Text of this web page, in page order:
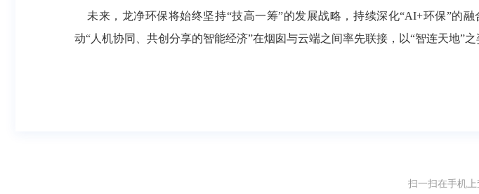
未来，龙净环保将始终坚持“技高一筹”的发展战略，持续深化“AI+环保”的
动“人机协同、共创分享的智能经济”在烟囱与云端之间率先联接，以“智连天地”之
扫一扫在手机